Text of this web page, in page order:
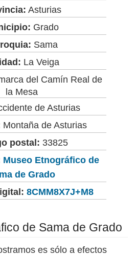
Asturias
Grado
Sama
La Veiga
del Camín Real de
la Mesa
de Asturias
Montaña de Asturias
postal: 33825
Museo Etnográfico de
de Grado
8CMM8X7J+M8
de Sama de Grado
es sólo a efectos